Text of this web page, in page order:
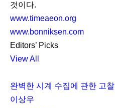
것이다.
www.timeaeon.org
www.bonniksen.com
Editors’ Picks
View All
완벽한 시계 수집에 관한 고찰
이상우